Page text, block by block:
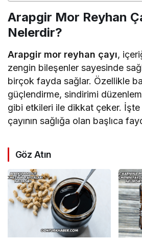
Arapgir Mor Reyhan
Nelerdir?
Arapgir mor reyhan çayı,
zengin bileşenler sayesinde
birçok fayda sağlar. Özellikle
güçlendirme, sindirimi
gibi etkileri ile dikkat çeker.
çayının sağlığa olan başlıca
Göz Atın